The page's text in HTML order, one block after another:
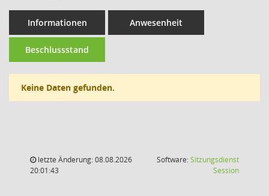
Informationen Anwesenheit
Beschlussstand
Keine Daten gefunden.
letzte Änderung: 08.08.2026
20:01:43
Software:Sitzungsdienst
Session(Wird in